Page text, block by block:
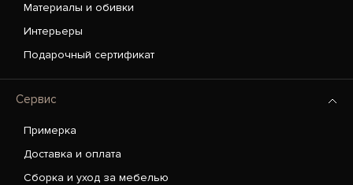
Материалы и обивки
Интерьеры
Подарочный сертификат
Сервис
Примерка
Доставка и оплата
Сборка и уход за мебелью